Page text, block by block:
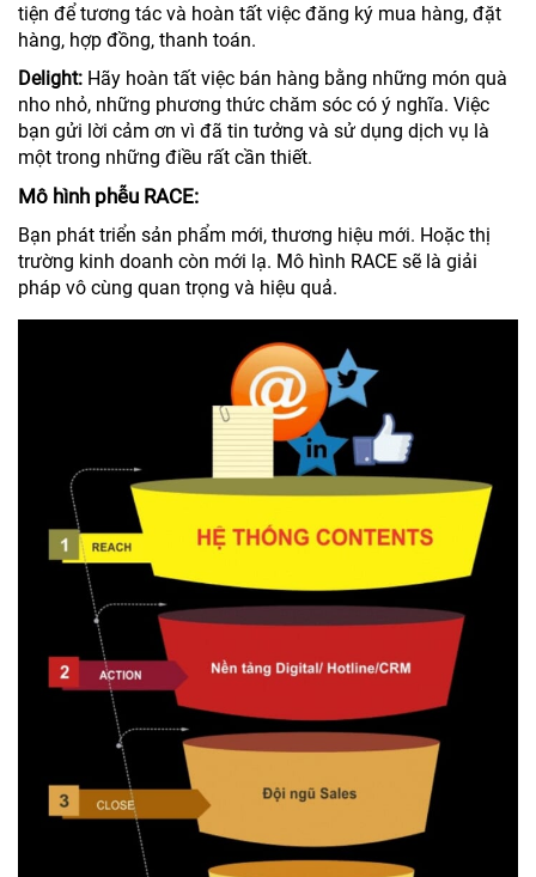
tiện để tương tác và hoàn tất việc đăng ký mua hàng, đặt
hàng, hợp đồng, thanh toán.
Delight: Hãy hoàn tất việc bán hàng bằng những món quà
nho nhỏ, những phương thức chăm sóc có ý nghĩa. Việc
bạn gửi lời cảm ơn vì đã tin tưởng và sử dụng dịch vụ là
một trong những điều rất cần thiết.
Mô hình phễu RACE:
Bạn phát triển sản phẩm mới, thương hiệu mới. Hoặc thị
trường kinh doanh còn mới lạ. Mô hình RACE sẽ là giải
pháp vô cùng quan trọng và hiệu quả.